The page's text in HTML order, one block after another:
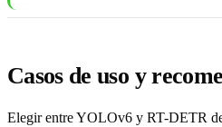
Casos de uso y
Elegir entre YOLOv6 y RT-DETR